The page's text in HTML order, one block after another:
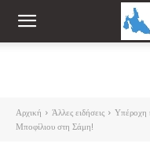
Αρχική Άλλες ειδήσεις
Υπέροχη
Μποφίλιου στη Σάμη!